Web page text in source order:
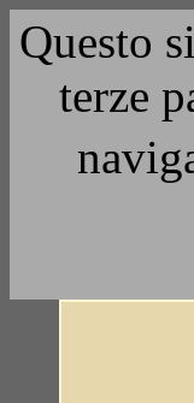
Questo
terze